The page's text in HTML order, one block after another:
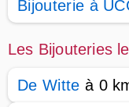
Bijouterie à
Les Bijouteries
De Witte à 0